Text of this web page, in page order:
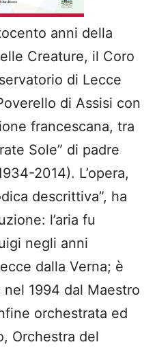
anni della
Creature, il Coro
di Lecce
di Assisi con
francescana, tra
Sole” di padre
2014). L’opera,
descrittiva”, ha
l’aria fu
negli anni
dalla Verna; è
1994 dal Maestro
orchestrata ed
Orchestra del